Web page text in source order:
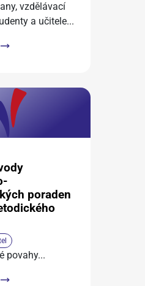
vzdělávací
a učitele...
poraden
povahy...